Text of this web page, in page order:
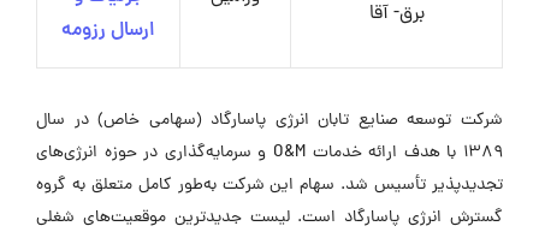
برق- آقا
ارسال رزومه
شرکت توسعه صنایع تابان انرژی پاسارگاد (سهامی خاص) در سال
۱۳۸۹ با هدف ارائه خدمات O&M و سرمایه‌گذاری در حوزه انرژی‌های
تجدیدپذیر تأسیس شد. سهام این شرکت به‌طور کامل متعلق به گروه
گسترش انرژی پاسارگاد است. لیست جدیدترین موقعیت‌های شغلی